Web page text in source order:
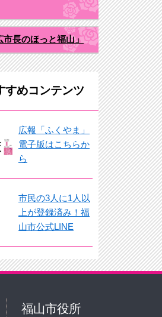
市長のほっと福山」
すめコンテンツ
広報「ふくやま」
電子版はこちらか
ら
市民の3人に1人以
上が登録済み！福
山市公式LINE
福山市役所